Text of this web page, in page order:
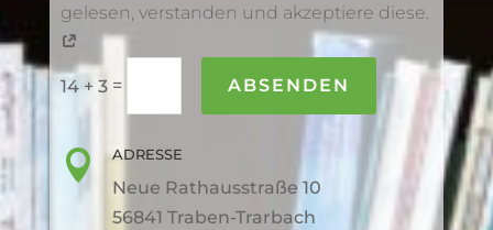
gelesen, verstanden und akzeptiere diese.
14 + 3= ABSENDEN
 ADRESSE
Neue Rathausstraße 10
56841 Traben-Trarbach